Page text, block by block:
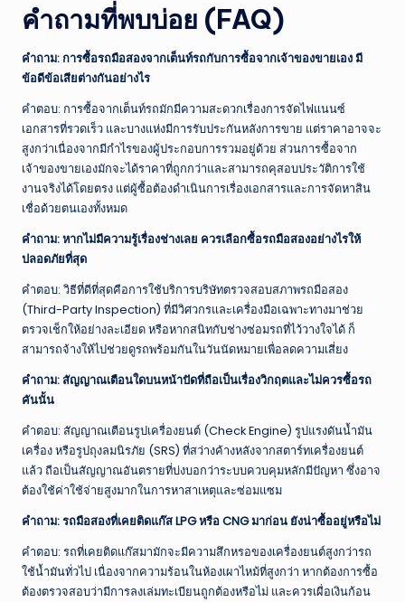
คำถามที่พบบ่อย (FAQ)
คำถาม: การซื้อรถมือสองจากเต็นท์รถกับการซื้อจากเจ้าของขายเอง มี
ข้อดีข้อเสียต่างกันอย่างไร
คำตอบ: การซื้อจากเต็นท์รถมักมีความสะดวกเรื่องการจัดไฟแนนซ์
เอกสารที่รวดเร็ว และบางแห่งมีการรับประกันหลังการขาย แต่ราคาอาจจะ
สูงกว่าเนื่องจากมีกำไรของผู้ประกอบการรวมอยู่ด้วย ส่วนการซื้อจาก
เจ้าของขายเองมักจะได้ราคาที่ถูกกว่าและสามารถคุสอบประวัติการใช้
งานจริงได้โดยตรง แต่ผู้ซื้อต้องดำเนินการเรื่องเอกสารและการจัดหาสิน
เชื่อด้วยตนเองทั้งหมด
คำถาม: หากไม่มีความรู้เรื่องช่างเลย ควรเลือกซื้อรถมือสองอย่างไรให้
ปลอดภัยที่สุด
คำตอบ: วิธีที่ดีที่สุดคือการใช้บริการบริษัทตรวจสอบสภาพรถมือสอง
(Third-Party Inspection) ที่มีวิศวกรและเครื่องมือเฉพาะทางมาช่วย
ตรวจเช็กให้อย่างละเอียด หรือหากสนิทกับช่างซ่อมรถที่ไว้วางใจได้ ก็
สามารถจ้างให้ไปช่วยดูรถพร้อมกันในวันนัดหมายเพื่อลดความเสี่ยง
คำถาม: สัญญาณเตือนใดบนหน้าปัดที่ถือเป็นเรื่องวิกฤตและไม่ควรซื้อรถ
คันนั้น
คำตอบ: สัญญาณเตือนรูปเครื่องยนต์ (Check Engine) รูปแรงดันน้ำมัน
เครื่อง หรือรูปถุงลมนิรภัย (SRS) ที่สว่างค้างหลังจากสตาร์ทเครื่องยนต์
แล้ว ถือเป็นสัญญาณอันตรายที่บ่งบอกว่าระบบควบคุมหลักมีปัญหา ซึ่งอาจ
ต้องใช้ค่าใช้จ่ายสูงมากในการหาสาเหตุและซ่อมแซม
คำถาม: รถมือสองที่เคยติดแก๊ส LPG หรือ CNG มาก่อน ยังน่าซื้ออยู่หรือไม่
คำตอบ: รถที่เคยติดแก๊สมามักจะมีความสึกหรอของเครื่องยนต์สูงกว่ารถ
ใช้น้ำมันทั่วไป เนื่องจากความร้อนในห้องเผาไหม้ที่สูงกว่า หากต้องการซื้อ
ต้องตรวจสอบว่ามีการลงเล่มทะเบียนถูกต้องหรือไม่ และควรเผื่อเงินก้อน